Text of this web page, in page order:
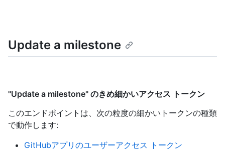
Update a milestone
"Update a milestone" のきめ細かいアクセス トークン
このエンドポイントは、次の粒度の細かいトークンの種類
で動作します:
GitHubアプリのユーザーアクセス トークン